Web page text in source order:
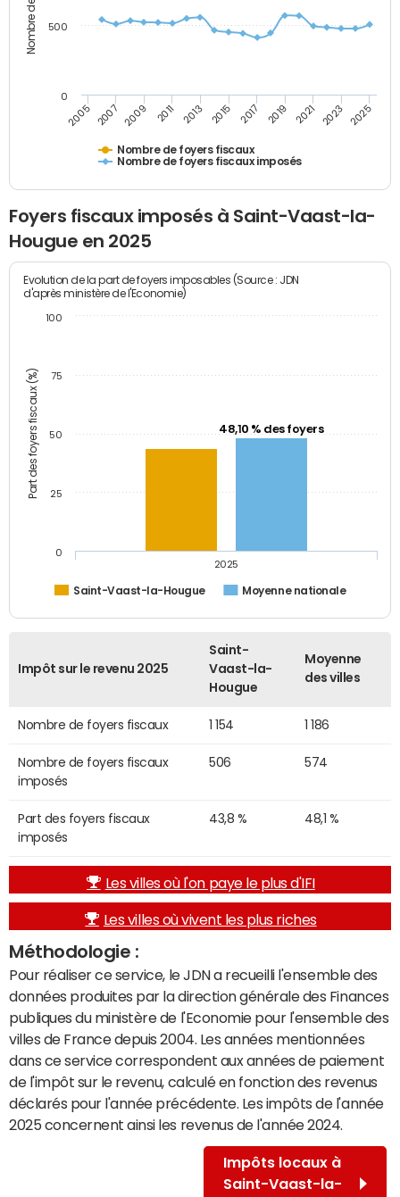
Nombre de foyers fiscaux
Nombre de foyers fiscaux imposés
2005 2007 2009 2011 2013 2015 2017 2019 2021 2023 2025
0
500
Foyers fiscaux imposés à Saint-Vaast-la-
Hougue en 2025
Part des foyers fiscaux (%)
Evolution de la part de foyers imposables (Source : JDN
d'après ministère de l'Economie)
48,10 % des foyers
Saint-Vaast-la-Hougue Moyenne nationale
2025
0
25
50
75
100
Impôt sur le revenu 2025
Saint-
Vaast-la-
Hougue
Moyenne
des villes
Nombre de foyers fiscaux 1 154 1 186
Nombre de foyers fiscaux
imposés
506 574
Part des foyers fiscaux
imposés
43,8 % 48,1 %
Les villes où l'on paye le plus d'IFI
Les villes où vivent les plus riches
Méthodologie :
Pour réaliser ce service, le JDN a recueilli l'ensemble des
données produites par la direction générale des Finances
publiques du ministère de l'Economie pour l'ensemble des
villes de France depuis 2004. Les années mentionnées
dans ce service correspondent aux années de paiement
de l'impôt sur le revenu, calculé en fonction des revenus
déclarés pour l'année précédente. Les impôts de l'année
2025 concernent ainsi les revenus de l'année 2024.
Impôts locaux à
Saint-Vaast-la-